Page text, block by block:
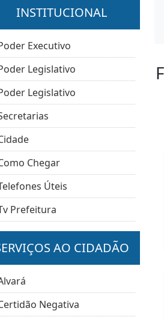
INSTITUCIONAL
Executivo
Legislativo
Legislativo
Chegar
Úteis
Prefeitura
AO CIDADÃO
Negativa